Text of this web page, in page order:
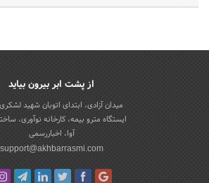
از پشت ابر بیرون بیاید
میدان آزادی، ابتدای اتوبان شهید
ایستگاه مترو بیمه، کارخانه نوآوری،
آوا، اخباررسمی
support@akhbarrasmi.com